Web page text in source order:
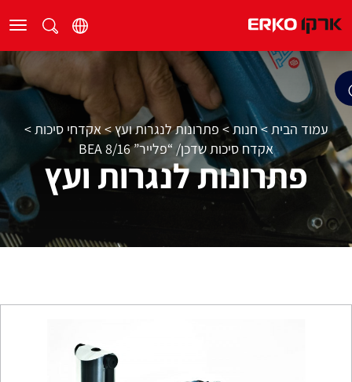
עמוד הבית>חנות> פתרונות לנגרות ועץ>אקדחי סיכות >
אקדח סיכות שדכן/ “פלייר” 8/16 BEA
פתרונות לנגרות ועץ